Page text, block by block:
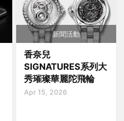
新聞活動
香奈兒
SIGNATURES系列大
秀璀璨華麗陀飛輪
Apr 15, 2026